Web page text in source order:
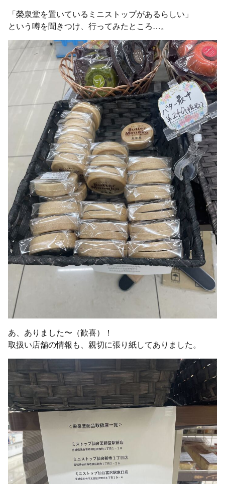
「榮泉堂を置いているミニストップがあるらしい」
という噂を聞きつけ、行ってみたところ…。
あ、ありました〜（歓喜）！
取扱い店舗の情報も、親切に張り紙してありました。